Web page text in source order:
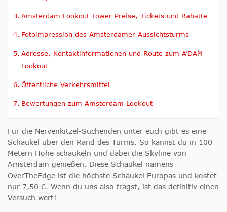
Amsterdam Lookout Tower Preise, Tickets und Rabatte
Fotoimpression des Amsterdamer Aussichtsturms
Adresse, Kontaktinformationen und Route zum A’DAM
Lookout
Öffentliche Verkehrsmittel
Bewertungen zum Amsterdam Lookout
Für die Nervenkitzel-Suchenden unter euch gibt es eine
Schaukel über den Rand des Turms. So kannst du in 100
Metern Höhe schaukeln und dabei die Skyline von
Amsterdam genießen. Diese Schaukel namens
OverTheEdge ist die höchste Schaukel Europas und kostet
nur 7,50 €. Wenn du uns also fragst, ist das definitiv einen
Versuch wert!